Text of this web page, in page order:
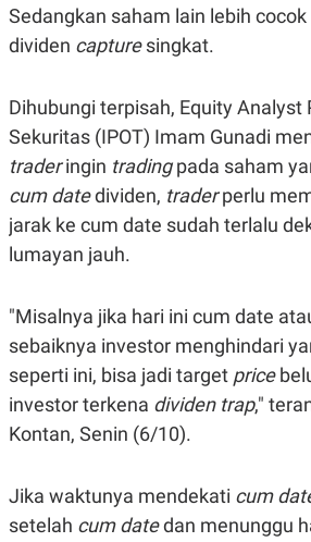
Sedangkan saham lain lebih
dividen capturesingkat.
Dihubungi terpisah, Equity Analyst
Sekuritas (IPOT) Imam Gunadi
traderingin tradingpada saham
cum datedividen, traderperlu
jarak ke cum date sudah terlalu
lumayan jauh.
"Misalnya jika hari ini cum date
sebaiknya investor menghindari
seperti ini, bisa jadi target price
investor terkena dividen trap,"
Kontan, Senin (6/10).
Jika waktunya mendekati cum
setelah cum datedan menunggu